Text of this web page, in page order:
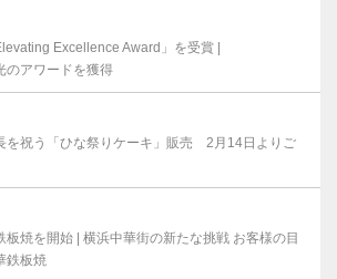
Excellence Award」を受賞 |
のアワードを獲得
を祝う「ひな祭りケーキ」販売 2月14日よりご
焼を開始 | 横浜中華街の新たな挑戦 お客様の目
鉄板焼